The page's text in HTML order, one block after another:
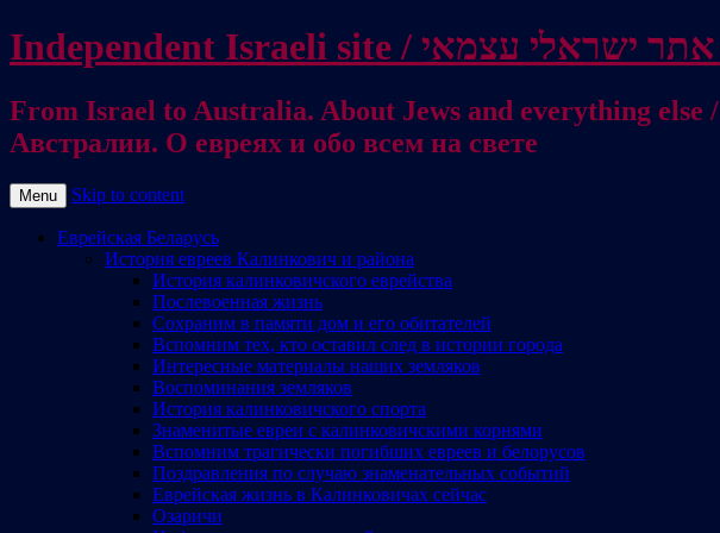
From Israel to Australia. About Jews and everything else / מישראל לאוסטרליה. על היהודים ועל כל דבר אחר / От Израиля до
Австралии. О евреях и обо всем на свете
Menu Skip to content
Еврейская Беларусь
История евреев Калинкович и района
История калинковичского еврейства
Послевоенная жизнь
Сохраним в памяти дом и его обитателей
Вспомним тех, кто оставил след в истории города
Интересные материалы наших земляков
Воспоминания земляков
История калинковичского спорта
Знаменитые евреи с калинковичскими корнями
Вспомним трагически погибших евреев и белорусов
Поздравления по случаю знаменательных событий
Еврейская жизнь в Калинковичах сейчас
Озаричи